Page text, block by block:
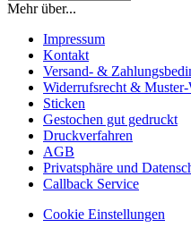
Mehr über...
Impressum
Kontakt
Versand- &
Widerrufsrecht &
Sticken
Gestochen gut gedruckt
Druckverfahren
AGB
Privatsphäre und
Callback Service
Cookie Einstellungen